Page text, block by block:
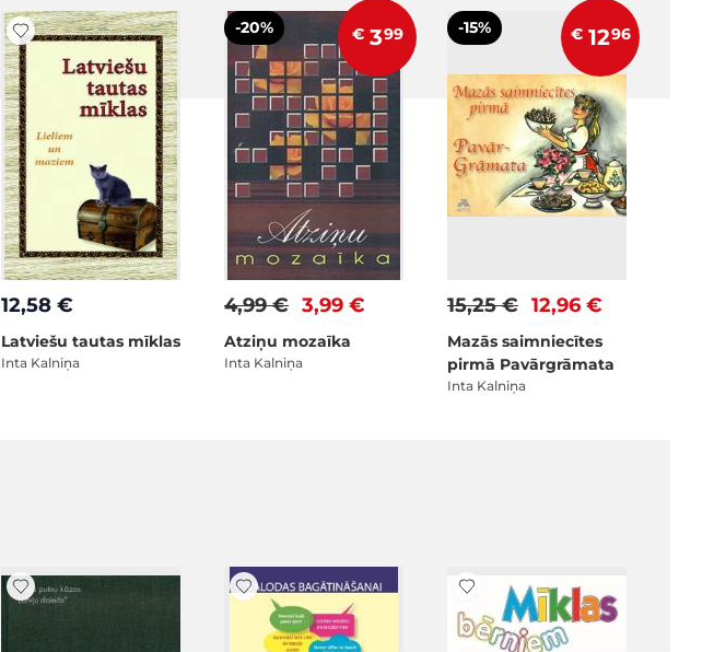
12,58 €
Latviešu tautas mīklas
Inta Kalniņa
-20% € 399
3,99 €
4,99 €
Atziņu mozaīka
Inta Kalniņa
-15% € 1296
12,96 €
15,25 €
Mazās saimniecītes
pirmā Pavārgrāmata
Inta Kalniņa